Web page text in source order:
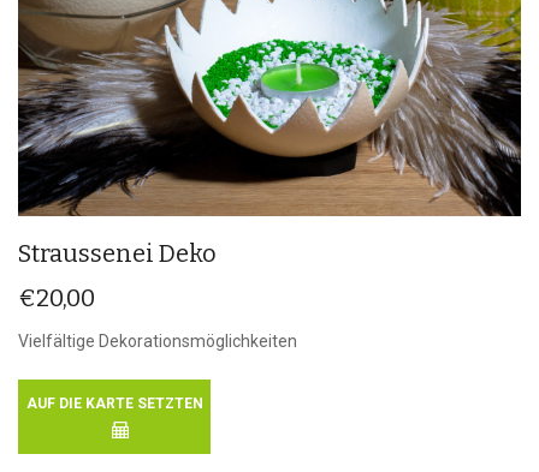
Straussenei Deko
€20,00
Vielfältige Dekorationsmöglichkeiten
AUF DIE KARTE SETZTEN